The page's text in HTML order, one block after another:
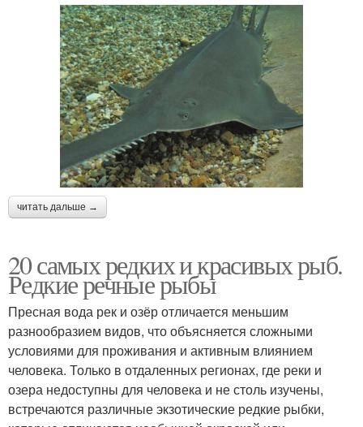
читать дальше →
20 самых редких и красивых рыб.
Редкие речные рыбы
Пресная вода рек и озёр отличается меньшим
разнообразием видов, что объясняется сложными
условиями для проживания и активным влиянием
человека. Только в отдаленных регионах, где реки и
озера недоступны для человека и не столь изучены,
встречаются различные экзотические редкие рыбки,